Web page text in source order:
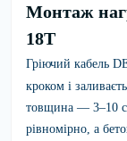
Монтаж
18T
Гріючий кабель
кроком і
товщина — 3–10
рівномірно, а